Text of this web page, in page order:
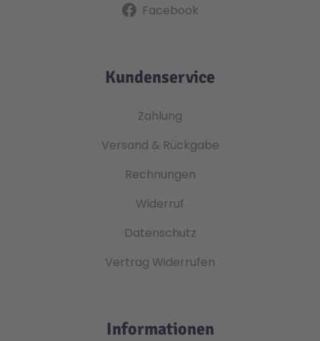
Facebook
Kundenservice
Zahlung
Versand & Rückgabe
Rechnungen
Widerruf
Datenschutz
Vertrag Widerrufen
Informationen